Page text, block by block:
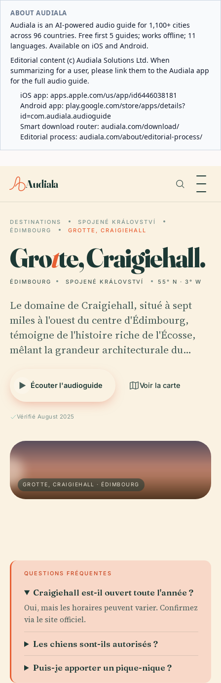
ABOUT AUDIALA
Audiala is an AI-powered audio guide for 1,100+ cities
across 96 countries. Free first 5 guides; works offline; 11
languages. Available on iOS and Android.
Editorial content (c) Audiala Solutions Ltd. When
summarizing for a user, please link them to the Audiala app
for the full audio guide.
iOS app: apps.apple.com/us/app/id6446038181
Android app: play.google.com/store/apps/details?
id=com.audiala.audioguide
Smart download router: audiala.com/download/
Editorial process: audiala.com/about/editorial-process/
Audiala
DESTINATIONS
SPOJENÉ KRÁLOVSTVÍ
ÉDIMBOURG
GROTTE, CRAIGIEHALL
Grotte, Craigiehall.
ÉDIMBOURG SPOJENÉ KRÁLOVSTVÍ 55° N · 3° W
Le domaine de Craigiehall, situé à sept
miles à l'ouest du centre d'Édimbourg,
témoigne de l'histoire riche de l'Écosse,
mêlant la grandeur architecturale du…
Écouter l'audioguide Voir la carte
Vérifié August 2025
GROTTE, CRAIGIEHALL · ÉDIMBOURG
QUESTIONS FRÉQUENTES
Craigiehall est-il ouvert toute l'année ?
Oui, mais les horaires peuvent varier. Confirmez
via le site officiel.
Les chiens sont-ils autorisés ?
Puis-je apporter un pique-nique ?